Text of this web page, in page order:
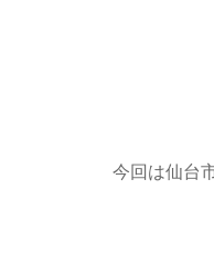
今回は仙台